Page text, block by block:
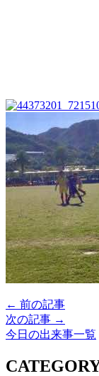
← 前の記事
次の記事 →
今日の出来事一覧